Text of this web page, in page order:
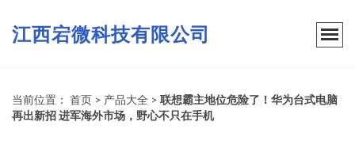
江西宕微科技有限公司
当前位置： 首页 > 产品大全 > 联想霸主地位危险了！华为台式电脑
再出新招 进军海外市场，野心不只在手机